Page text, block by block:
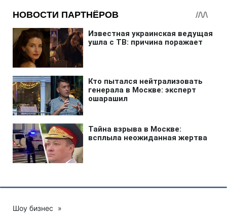
Шоу бизнес »